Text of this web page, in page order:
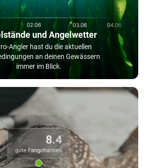
und Angelwetter
Angler hast du die aktuellen
an deinen Gewässern
immer im Blick.